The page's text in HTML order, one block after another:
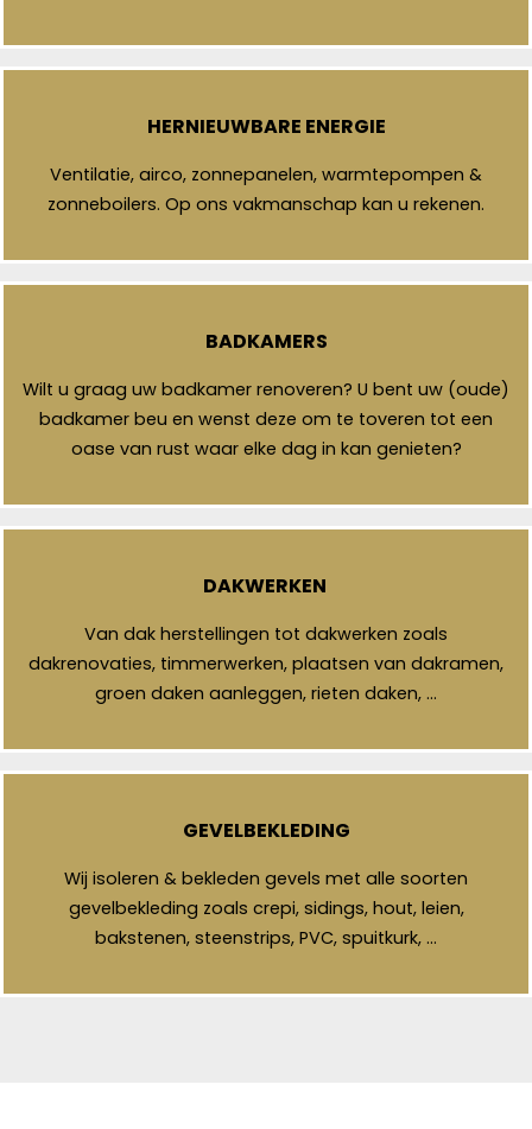
HERNIEUWBARE ENERGIE
Ventilatie, airco, zonnepanelen, warmtepompen &
zonneboilers. Op ons vakmanschap kan u rekenen.
BADKAMERS
Wilt u graag uw badkamer renoveren? U bent uw (oude)
badkamer beu en wenst deze om te toveren tot een
oase van rust waar elke dag in kan genieten?
DAKWERKEN
Van dak herstellingen tot dakwerken zoals
dakrenovaties, timmerwerken, plaatsen van dakramen,
groen daken aanleggen, rieten daken, …
GEVELBEKLEDING
Wij isoleren & bekleden gevels met alle soorten
gevelbekleding zoals crepi, sidings, hout, leien,
bakstenen, steenstrips, PVC, spuitkurk, …